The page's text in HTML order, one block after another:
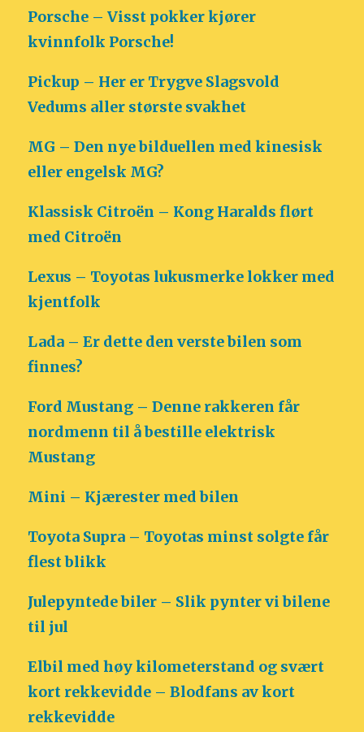
Porsche – Visst pokker kjører
kvinnfolk Porsche!
Pickup – Her er Trygve Slagsvold
Vedums aller største svakhet
MG – Den nye bilduellen med kinesisk
eller engelsk MG?
Klassisk Citroën – Kong Haralds flørt
med Citroën
Lexus – Toyotas lukusmerke lokker med
kjentfolk
Lada – Er dette den verste bilen som
finnes?
Ford Mustang – Denne rakkeren får
nordmenn til å bestille elektrisk
Mustang
Mini – Kjærester med bilen
Toyota Supra – Toyotas minst solgte får
flest blikk
Julepyntede biler – Slik pynter vi bilene
til jul
Elbil med høy kilometerstand og svært
kort rekkevidde – Blodfans av kort
rekkevidde